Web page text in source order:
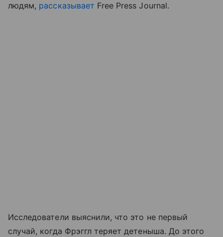
людям, рассказывает Free Press Journal.
Исследователи выяснили, что это не первый
случай, когда Фрэггл теряет детеныша. До этого